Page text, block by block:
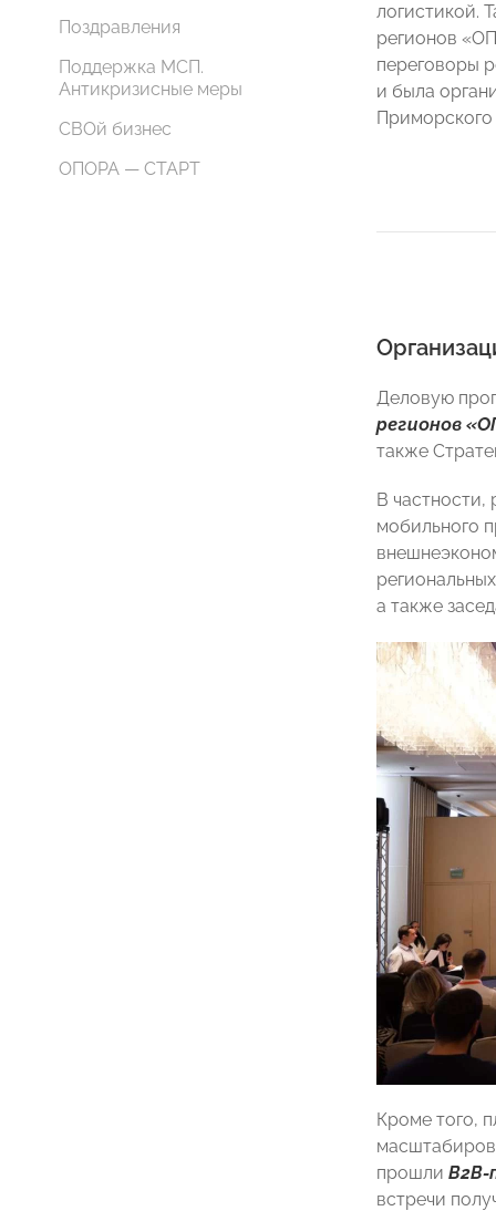
Поздравления
Поддержка МСП.
Антикризисные меры
СВОй бизнес
ОПОРА — СТАРТ
логистикой.
регионов
переговоры
и была
Приморского
Деловую
регионов
также
В частности,
мобильного
а также
Кроме того,
прошли В2В-
встречи